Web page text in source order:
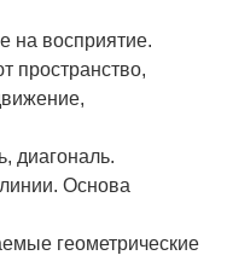
на восприятие.
пространство,
диагональ.
Основа
геометрические